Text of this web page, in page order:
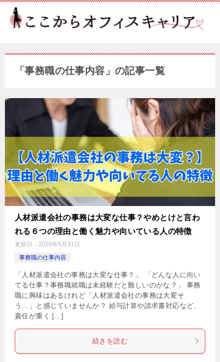
「事務職の仕事内容」の記事一覧
人材派遣会社の事務は大変な仕事？やめとけと言わ
れる６つの理由と働く魅力や向いている人の特徴
更新日： 2026年5月31日
事務職の仕事内容
「人材派遣会社の事務は大変な仕事？」 「どんな人に向い
てる仕事？事務職就職は未経験だと難しいのかな？」 事務
職に興味はあるけれど「人材派遣会社の事務は大変そ
う…」と感じていませんか？ 給与計算や請求書対応など、
責任が重く […]
続きを読む